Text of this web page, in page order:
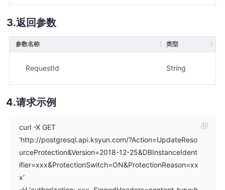
返回参数
参数名称 类型
RequestId String
请求示例
curl -X GET
'http://postgresql.api.ksyun.com/?Action=UpdateReso
urceProtection&Version=2018-12-25&DBInstanceIdent
ifier=xxx&ProtectionSwitch=ON&ProtectionReason=xx
x'